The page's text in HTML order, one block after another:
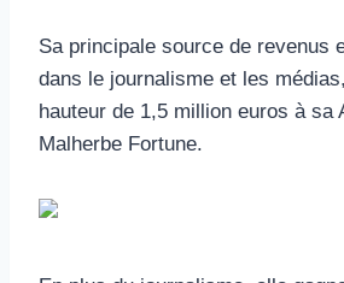
Sa principale source de revenus
dans le journalisme et les
hauteur de 1,5 million euros à sa
Malherbe Fortune.